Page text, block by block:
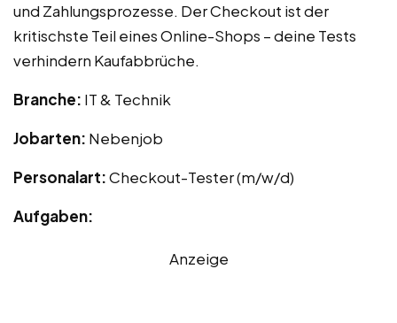
und Zahlungsprozesse. Der Checkout ist der
kritischste Teil eines Online-Shops – deine Tests
verhindern Kaufabbrüche.
Branche: IT & Technik
Jobarten: Nebenjob
Personalart:Checkout-Tester (m/w/d)
Aufgaben:
Anzeige